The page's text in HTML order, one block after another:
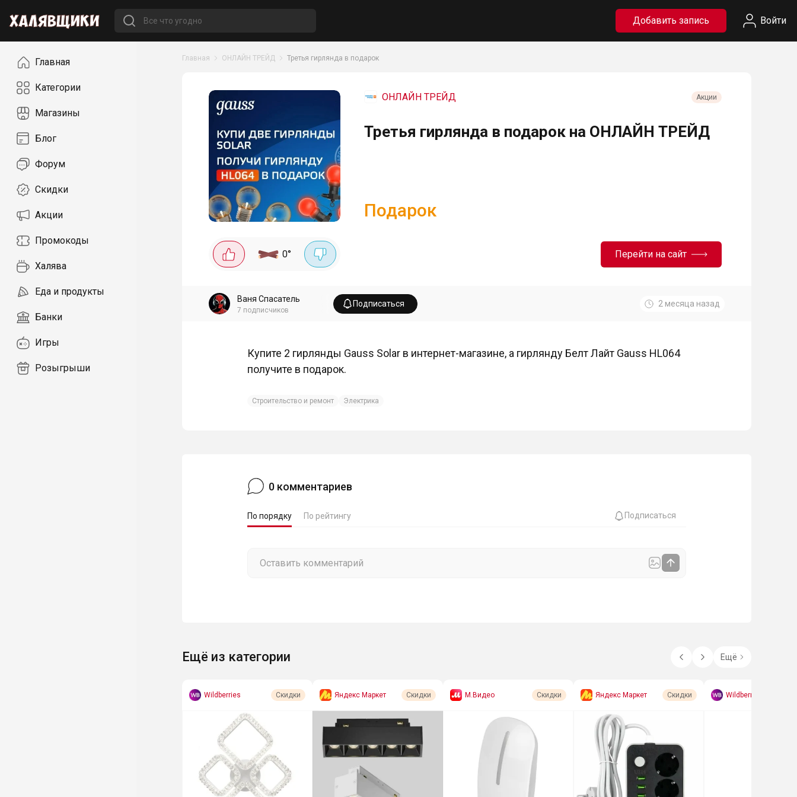
Добавить запись Войти
НавигацияГлавная
Категории
Магазины
Блог
Форум
Скидки
Акции
Промокоды
Халява
Еда и продукты
Банки
Игры
Розыгрыши
Главная ОНЛАЙН ТРЕЙД Третья гирлянда в подарок
ОНЛАЙН ТРЕЙД Акции
Третья гирлянда в подарок на ОНЛАЙН ТРЕЙД
Подарок
0° Перейти на сайт
Ваня Спасатель
7 подписчиков
Подписаться 2 месяца назад
Купите 2 гирлянды Gauss Solar в интернет-магазине, а гирлянду Белт Лайт Gauss HL064
получите в подарок.
Строительство и ремонт Электрика
0 комментариев
По порядку По рейтингу Подписаться
Ещё из категории Ещё
Wildberries Скидки Яндекс Маркет Скидки М.Видео Скидки Яндекс Маркет Скидки Wildberries